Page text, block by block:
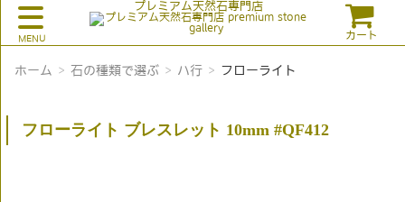
プレミアム天然石専門店
カート
ホーム 石の種類で選ぶ ハ行 フローライト
フローライト ブレスレット 10mm #QF412